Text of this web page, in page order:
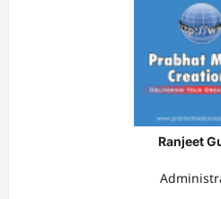
Ranjeet